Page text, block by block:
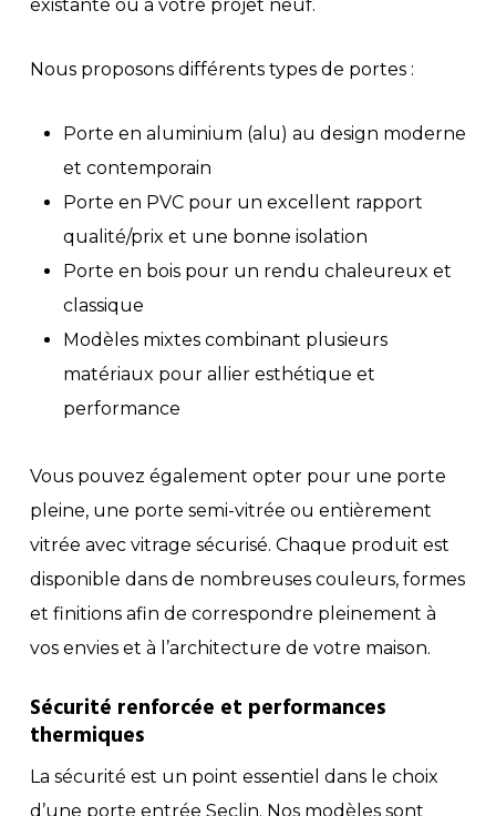
existante ou à votre projet neuf.
Nous proposons différents types de portes :
Porte en aluminium (alu) au design moderne
et contemporain
Porte en PVC pour un excellent rapport
qualité/prix et une bonne isolation
Porte en bois pour un rendu chaleureux et
classique
Modèles mixtes combinant plusieurs
matériaux pour allier esthétique et
performance
Vous pouvez également opter pour une porte
pleine, une porte semi-vitrée ou entièrement
vitrée avec vitrage sécurisé. Chaque produit est
disponible dans de nombreuses couleurs, formes
et finitions afin de correspondre pleinement à
vos envies et à l’architecture de votre maison.
Sécurité renforcée et performances
thermiques
La sécurité est un point essentiel dans le choix
d’une porte entrée Seclin. Nos modèles sont